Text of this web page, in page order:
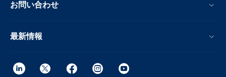
お問い合わせ
最新情報